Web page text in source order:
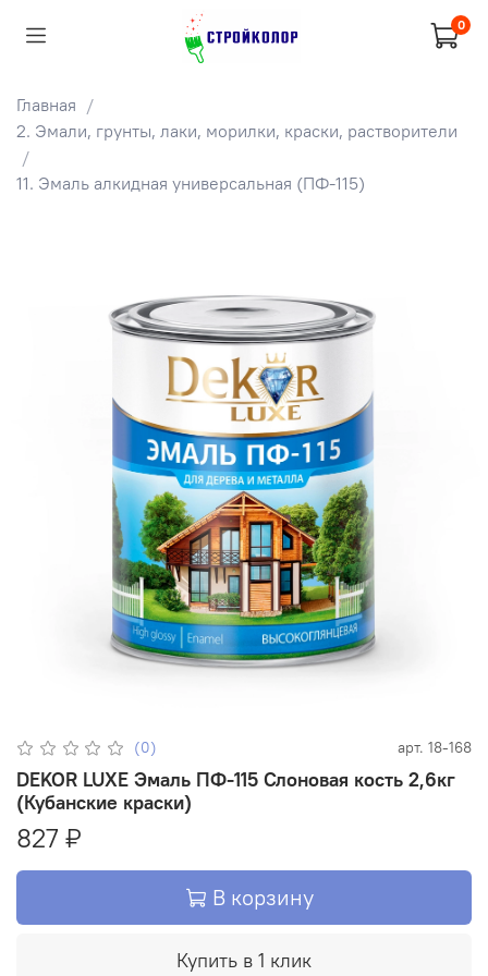
0
Главная
2. Эмали, грунты, лаки, морилки, краски, растворители
11. Эмаль алкидная универсальная (ПФ-115)
(0) арт. 18-168
DEKOR LUXE Эмаль ПФ-115 Слоновая кость 2,6кг
(Кубанские краски)
827 ₽
В корзину
Купить в 1 клик